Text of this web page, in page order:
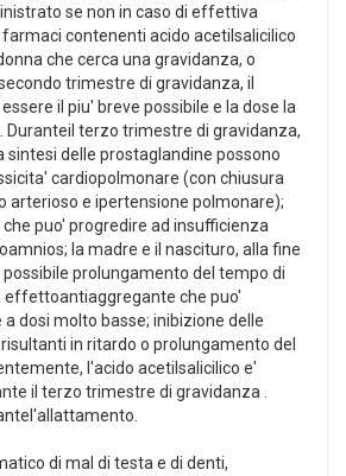
se non in caso di effettiva
contenenti acido acetilsalicilico
che cerca una gravidanza, o
trimestre di gravidanza, il
il piu' breve possibile e la dose la
Duranteil terzo trimestre di gravidanza,
sintesi delle prostaglandine possono
cardiopolmonare (con chiusura
arterioso e ipertensione polmonare);
puo' progredire ad insufficienza
la madre e il nascituro, alla fine
prolungamento del tempo di
effettoantiaggregante che puo'
dosi molto basse; inibizione delle
in ritardo o prolungamento del
l'acido acetilsalicilico e'
il terzo trimestre di gravidanza .
di mal di testa e di denti,